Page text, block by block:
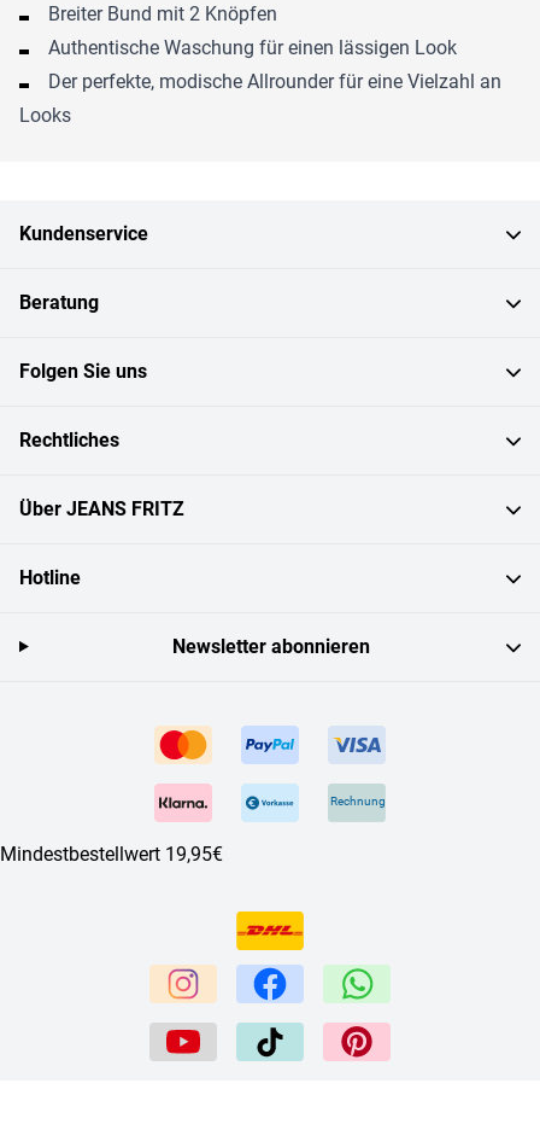
Breiter Bund mit 2 Knöpfen
Authentische Waschung für einen lässigen Look
Der perfekte, modische Allrounder für eine Vielzahl an
Looks
Kundenservice
Beratung
Folgen Sie uns
Rechtliches
Über JEANS FRITZ
Hotline
Rechnung
Mindestbestellwert 19,95€
Newsletter abonnieren